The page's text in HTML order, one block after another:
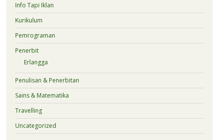
Info Tapi Iklan
Kurikulum
Pemrograman
Penerbit
Erlangga
Penulisan & Penerbitan
Sains & Matematika
Travelling
Uncategorized